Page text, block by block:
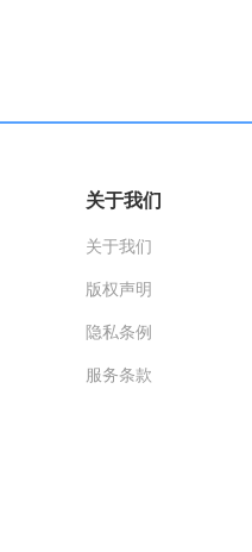
关于我们
关于我们
版权声明
隐私条例
服务条款